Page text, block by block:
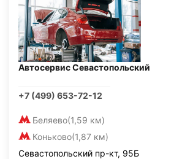
Автосервис Севастопольский
+7 (499) 653-72-12
Беляево(1,59 км)
Коньково(1,87 км)
Севастопольский пр-кт, 95Б